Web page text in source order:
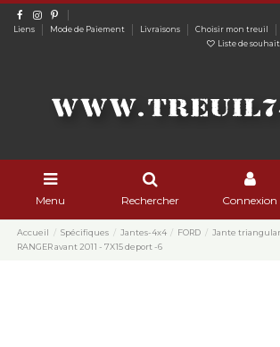
Liens Mode de Paiement Livraisons Choisir mon treuil
Liste de
Menu Rechercher Connexion
Accueil Spécifiques Jantes-4x4 FORD
Jante triangular
RANGER avant 2011 - 7X15 deport -6